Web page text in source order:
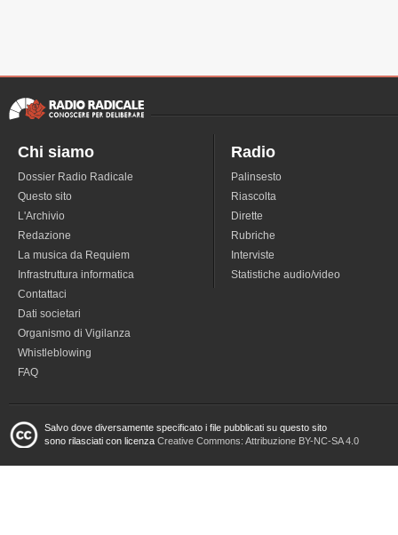
Chi siamo
Dossier Radio Radicale
Questo sito
L'Archivio
Redazione
La musica da Requiem
Infrastruttura informatica
Contattaci
Dati societari
Organismo di Vigilanza
Whistleblowing
FAQ
Radio
Palinsesto
Riascolta
Dirette
Rubriche
Interviste
Statistiche audio/video
Salvo dove diversamente specificato i file pubblicati su questo sito
sono rilasciati con licenza Creative Commons: Attribuzione BY-NC-SA 4.0